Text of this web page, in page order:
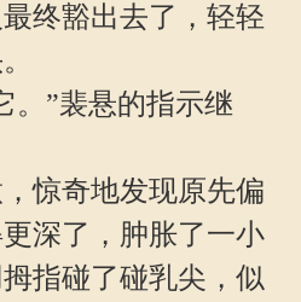
终豁出去了，轻轻
”裴悬的指示继
惊奇地发现原先偏
深了，肿胀了一小
指碰了碰乳尖，似